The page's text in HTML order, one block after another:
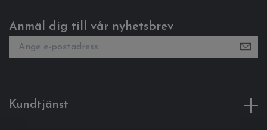
Anmäl dig till vår nyhetsbrev
Kundtjänst